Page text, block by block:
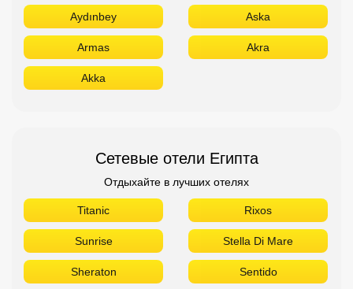
Aydınbey Aska
Armas Akra
Akka
Сетевые отели Египта
Отдыхайте в лучших отелях
Titanic Rixos
Sunrise Stella Di Mare
Sheraton Sentido